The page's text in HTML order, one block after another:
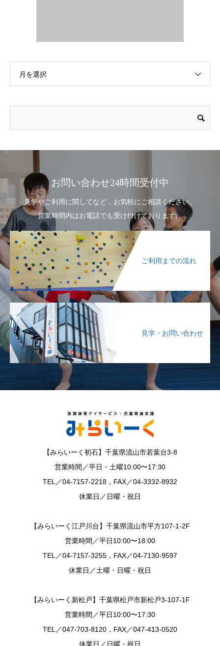
月を選択
お問い合わせ24時間受付中
見学やご利用に関してなど，お気軽にご相談ください。
営業時間内はお電話でも受け付けております。
ご利用までの流れ
見学・お問い合わせ
【みらいーく初石】千葉県流山市若葉台3-8
営業時間／平日・土曜10:00〜17:30
TEL／04-7157-2218，FAX／04-3332-8932
休業日／日曜・祝日
【みらいーく江戸川台】千葉県流山市平方107-1-2F
営業時間／平日10:00〜18:00
TEL／04-7157-3255，FAX／04-7130-9597
休業日／土曜・日曜・祝日
【みらいーく新松戸】千葉県松戸市新松戸3-107-1F
営業時間／平日10:00〜17:30
TEL／047-703-8120，FAX／047-413-0520
休業日／日曜・祝日